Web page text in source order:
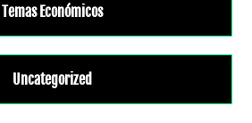
Temas Económicos
Uncategorized